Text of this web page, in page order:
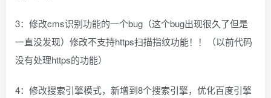
3：修改cms识别功能的一个bug（这个bug出现很久了但是
一直没发现）修改不支持https扫描指纹功能！！（以前代码
没有处理https的功能）
4：修改搜索引擎模式，新增到8个搜索引擎，优化百度引擎